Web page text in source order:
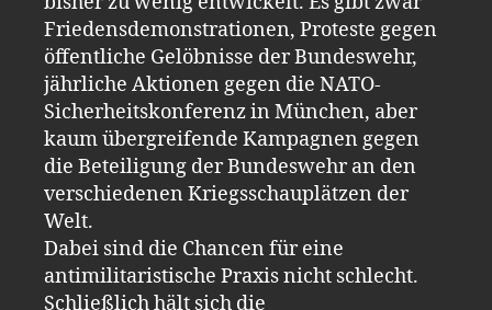
Friedensdemonstrationen, Proteste gegen
öffentliche Gelöbnisse der Bundeswehr,
jährliche Aktionen gegen die NATO-
Sicherheitskonferenz in München, aber
kaum übergreifende Kampagnen gegen
die Beteiligung der Bundeswehr an den
verschiedenen Kriegsschauplätzen der
Welt.
Dabei sind die Chancen für eine
antimilitaristische Praxis nicht schlecht.
Schließlich hält sich die